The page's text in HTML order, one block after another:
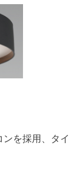
を採用、タイ